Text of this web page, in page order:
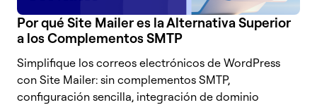
Por qué Site Mailer es la Alternativa Superior
a los Complementos SMTP
Simplifique los correos electrónicos de WordPress
con Site Mailer: sin complementos SMTP,
configuración sencilla, integración de dominio